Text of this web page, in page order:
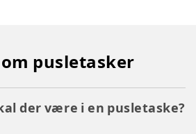
pusletasker
der være i en pusletaske?